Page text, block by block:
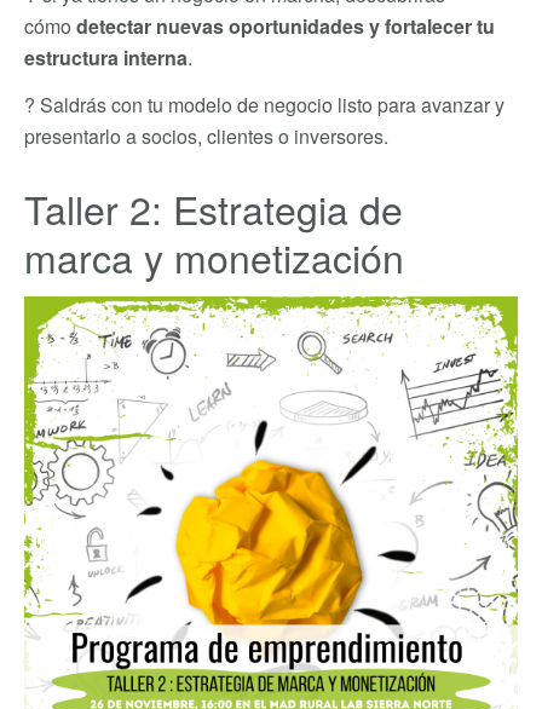
cómo detectar nuevas oportunidades y fortalecer tu
estructura interna.
? Saldrás con tu modelo de negocio listo para avanzar y
presentarlo a socios, clientes o inversores.
Taller 2: Estrategia de
marca y monetización